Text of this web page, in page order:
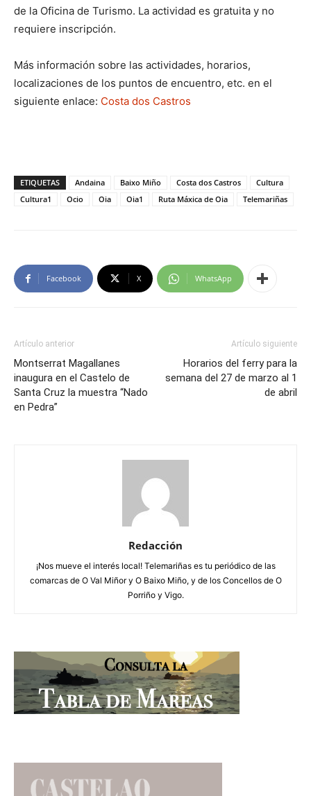
de la Oficina de Turismo. La actividad es gratuita y no
requiere inscripción.
Más información sobre las actividades, horarios,
localizaciones de los puntos de encuentro, etc. en el
siguiente enlace: Costa dos Castros
ETIQUETAS Andaina Baixo Miño Costa dos Castros
Cultura
Cultura1
Ocio Oia Oia1 Ruta Máxica de Oia Telemariñas
Facebook X WhatsApp
Artículo anterior
Montserrat Magallanes
inaugura en el Castelo de
Santa Cruz la muestra “Nado
en Pedra”
Artículo siguiente
Horarios del ferry para la
semana del 27 de marzo al 1
de abril
Redacción
¡Nos mueve el interés local! Telemariñas es tu periódico de las
comarcas de O Val Miñor y O Baixo Miño, y de los Concellos de O
Porriño y Vigo.